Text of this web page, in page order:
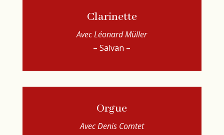
Clarinette
Avec Léonard Müller
– Salvan –
Orgue
Avec Denis Comtet